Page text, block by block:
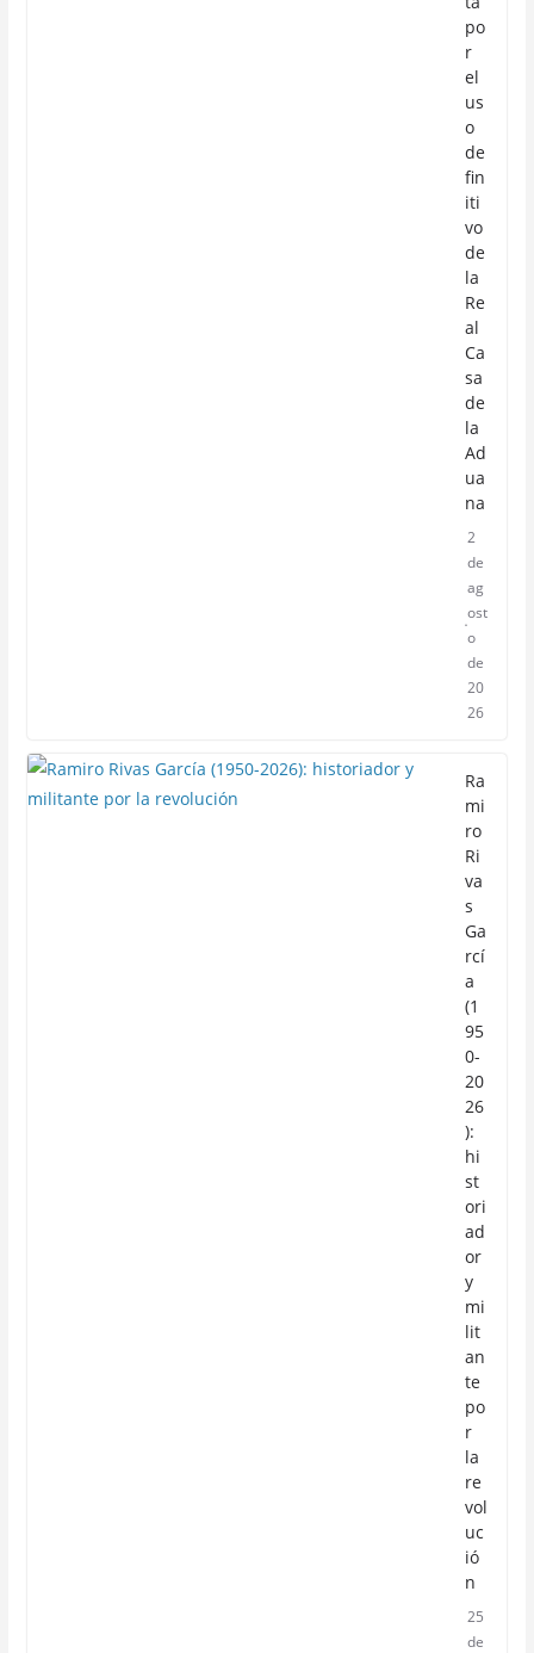
po
r
el
us
o
de
fin
iti
vo
de
la
Re
al
Ca
sa
de
la
Ad
ua
na
2
de
ag
ost
o
de
20
26
Ra
mi
ro
Ri
va
s
Ga
rcí
a
(1
95
0-
20
26
):
hi
st
ori
ad
or
y
mi
lit
an
te
po
r
la
re
vol
uc
ió
n
25
de